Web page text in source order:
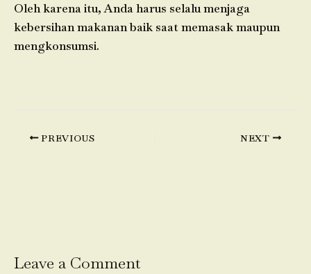
Oleh karena itu, Anda harus selalu menjaga
kebersihan makanan baik saat memasak maupun
mengkonsumsi.
PREVIOUS NEXT
Leave a Comment